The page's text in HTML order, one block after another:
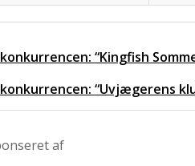
“Kingfish
“Uvjægerens
af